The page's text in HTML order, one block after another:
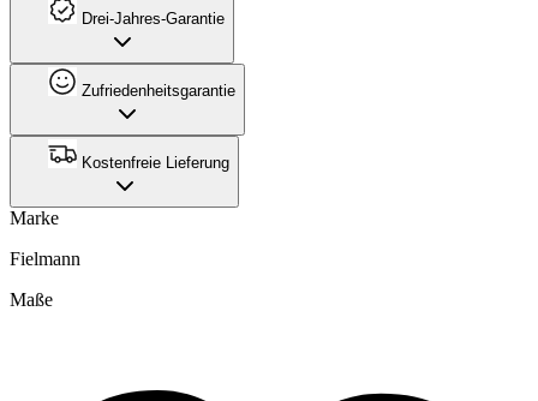
Drei-Jahres-Garantie
Zufriedenheitsgarantie
Kostenfreie Lieferung
Marke
Fielmann
Maße